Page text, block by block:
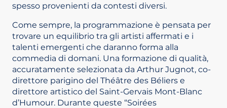
spesso provenienti da contesti diversi.
Come sempre, la programmazione è pensata per
trovare un equilibrio tra gli artisti affermati e i
talenti emergenti che daranno forma alla
commedia di domani. Una formazione di qualità,
accuratamente selezionata da Arthur Jugnot, co-
direttore parigino del Théâtre des Béliers e
direttore artistico del Saint-Gervais Mont-Blanc
d’Humour. Durante queste “Soirées